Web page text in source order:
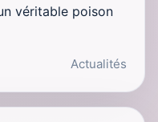
véritable poison
Actualités